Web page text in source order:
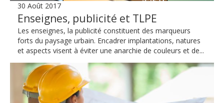
30 Août 2017
Enseignes, publicité et TLPE
Les enseignes, la publicité constituent des marqueurs
forts du paysage urbain. Encadrer implantations, natures
et aspects visent à éviter une anarchie de couleurs et de...